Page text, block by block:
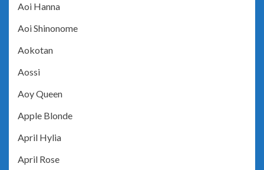
Aoi Hanna
Aoi Shinonome
Aokotan
Aossi
Aoy Queen
Apple Blonde
April Hylia
April Rose